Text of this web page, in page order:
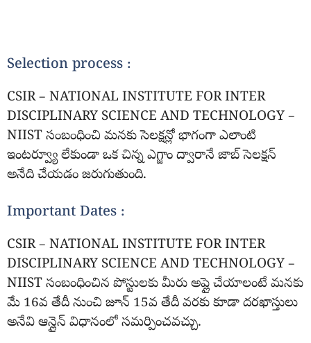
Selection process :
CSIR – NATIONAL INSTITUTE FOR INTER
DISCIPLINARY SCIENCE AND TECHNOLOGY –
NIIST సంబంధించి మనకు సెలక్షన్లో భాగంగా ఎలాంటి
ఇంటర్వ్యూ లేకుండా ఒక చిన్న ఎగ్జాం ద్వారానే జాబ్ సెలక్షన్
అనేది చేయడం జరుగుతుంది.
Important Dates :
CSIR – NATIONAL INSTITUTE FOR INTER
DISCIPLINARY SCIENCE AND TECHNOLOGY –
NIIST సంబంధించిన పోస్టులకు మీరు అప్లై చేయాలంటే మనకు
మే 16వ తేదీ నుంచి జూన్ 15వ తేదీ వరకు కూడా దరఖాస్తులు
అనేవి ఆన్లైన్ విధానంలో సమర్పించవచ్చు.